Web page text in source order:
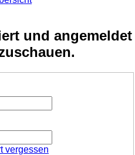
und angemeldet
vergessen